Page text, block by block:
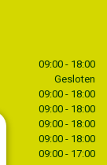
09:00 - 18:00
Gesloten
09:00 - 18:00
09:00 - 18:00
09:00 - 18:00
09:00 - 18:00
09:00 - 17:00